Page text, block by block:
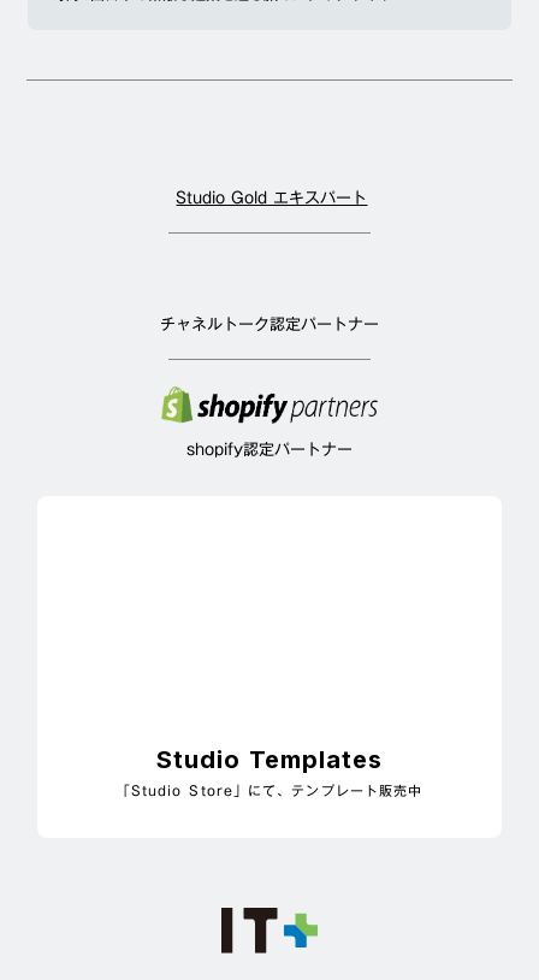
Studio Gold エキスパート
チャネルトーク認定パートナー
shopify認定パートナー
Studio Templates
「Studio Store」にて、テンプレート販売中